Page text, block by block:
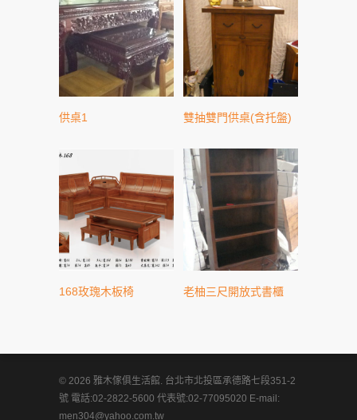
供桌1 雙抽雙門供桌(含托盤)
168玫瑰木板椅 老柚三尺開放式書櫃
© 2026 雅木傢俱生活館. 台北市北投區承德路七段351-2
號 電話:02-2822-5600 代表號:02-77095020 E-mail:
men304@yahoo.com.tw